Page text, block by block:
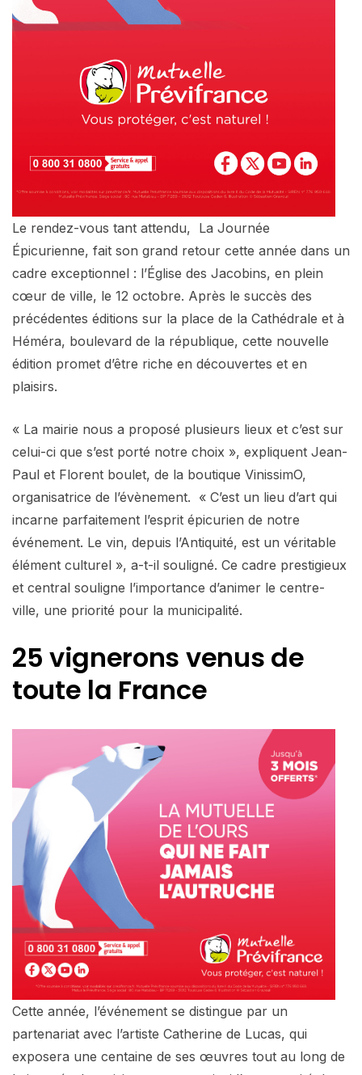
Le rendez-vous tant attendu, La Journée
Épicurienne, fait son grand retour cette année dans un
cadre exceptionnel : l’Église des Jacobins, en plein
cœur de ville, le 12 octobre. Après le succès des
précédentes éditions sur la place de la Cathédrale et à
Héméra, boulevard de la république, cette nouvelle
édition promet d’être riche en découvertes et en
plaisirs.
« La mairie nous a proposé plusieurs lieux et c’est sur
celui-ci que s’est porté notre choix », expliquent Jean-
Paul et Florent boulet, de la boutique VinissimO,
organisatrice de l’évènement. « C’est un lieu d’art qui
incarne parfaitement l’esprit épicurien de notre
événement. Le vin, depuis l’Antiquité, est un véritable
élément culturel », a-t-il souligné. Ce cadre prestigieux
et central souligne l’importance d’animer le centre-
ville, une priorité pour la municipalité.
25 vignerons venus de
toute la France
Cette année, l’événement se distingue par un
partenariat avec l’artiste Catherine de Lucas, qui
exposera une centaine de ses œuvres tout au long de